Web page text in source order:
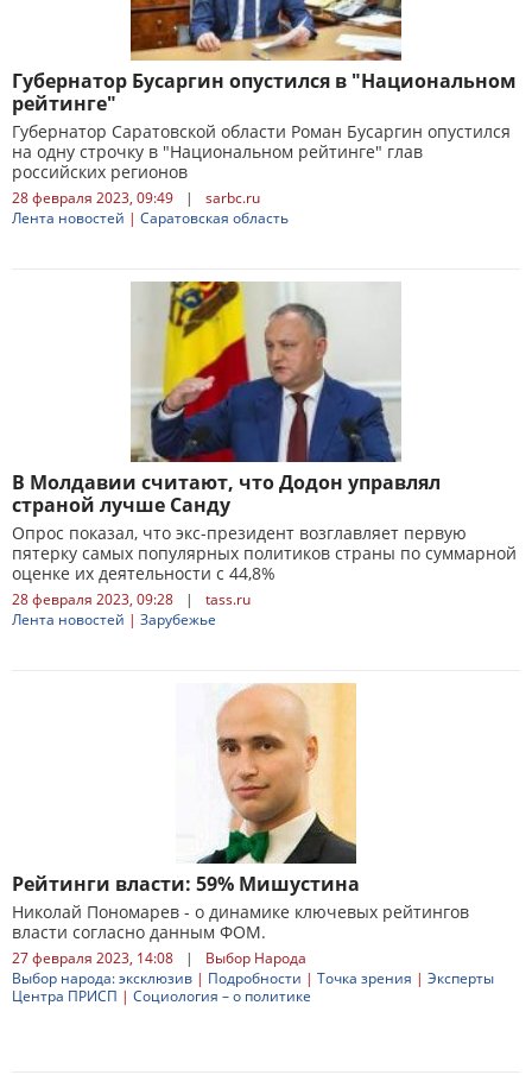
Губернатор Бусаргин опустился в "Национальном
рейтинге"
Губернатор Саратовской области Роман Бусаргин опустился
на одну строчку в "Национальном рейтинге" глав
российских регионов
28 февраля 2023, 09:49 |
sarbc.ru
Лента новостей | Саратовская область
В Молдавии считают, что Додон управлял
страной лучше Санду
Опрос показал, что экс-президент возглавляет первую
пятерку самых популярных политиков страны по суммарной
оценке их деятельности с 44,8%
28 февраля 2023, 09:28 |
tass.ru
Лента новостей | Зарубежье
Рейтинги власти: 59% Мишустина
Николай Пономарев - о динамике ключевых рейтингов
власти согласно данным ФОМ.
27 февраля 2023, 14:08 |
Выбор Народа
Выбор народа: эксклюзив | Подробности | Точка зрения | Эксперты
Центра ПРИСП | Социология – о политике